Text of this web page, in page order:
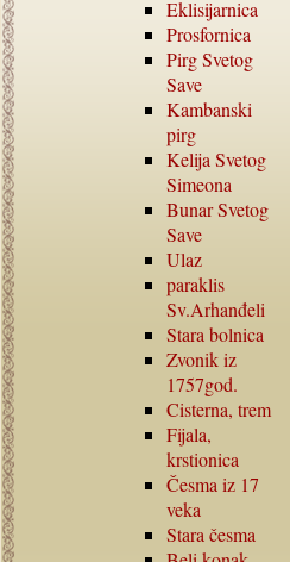
Eklisijarnica
Prosfornica
Pirg Svetog
Save
Kambanski
pirg
Kelija Svetog
Simeona
Bunar Svetog
Save
Ulaz
paraklis
Sv.Arhanđeli
Stara bolnica
Zvonik iz
1757god.
Cisterna, trem
Fijala,
krstionica
Česma iz 17
veka
Stara česma